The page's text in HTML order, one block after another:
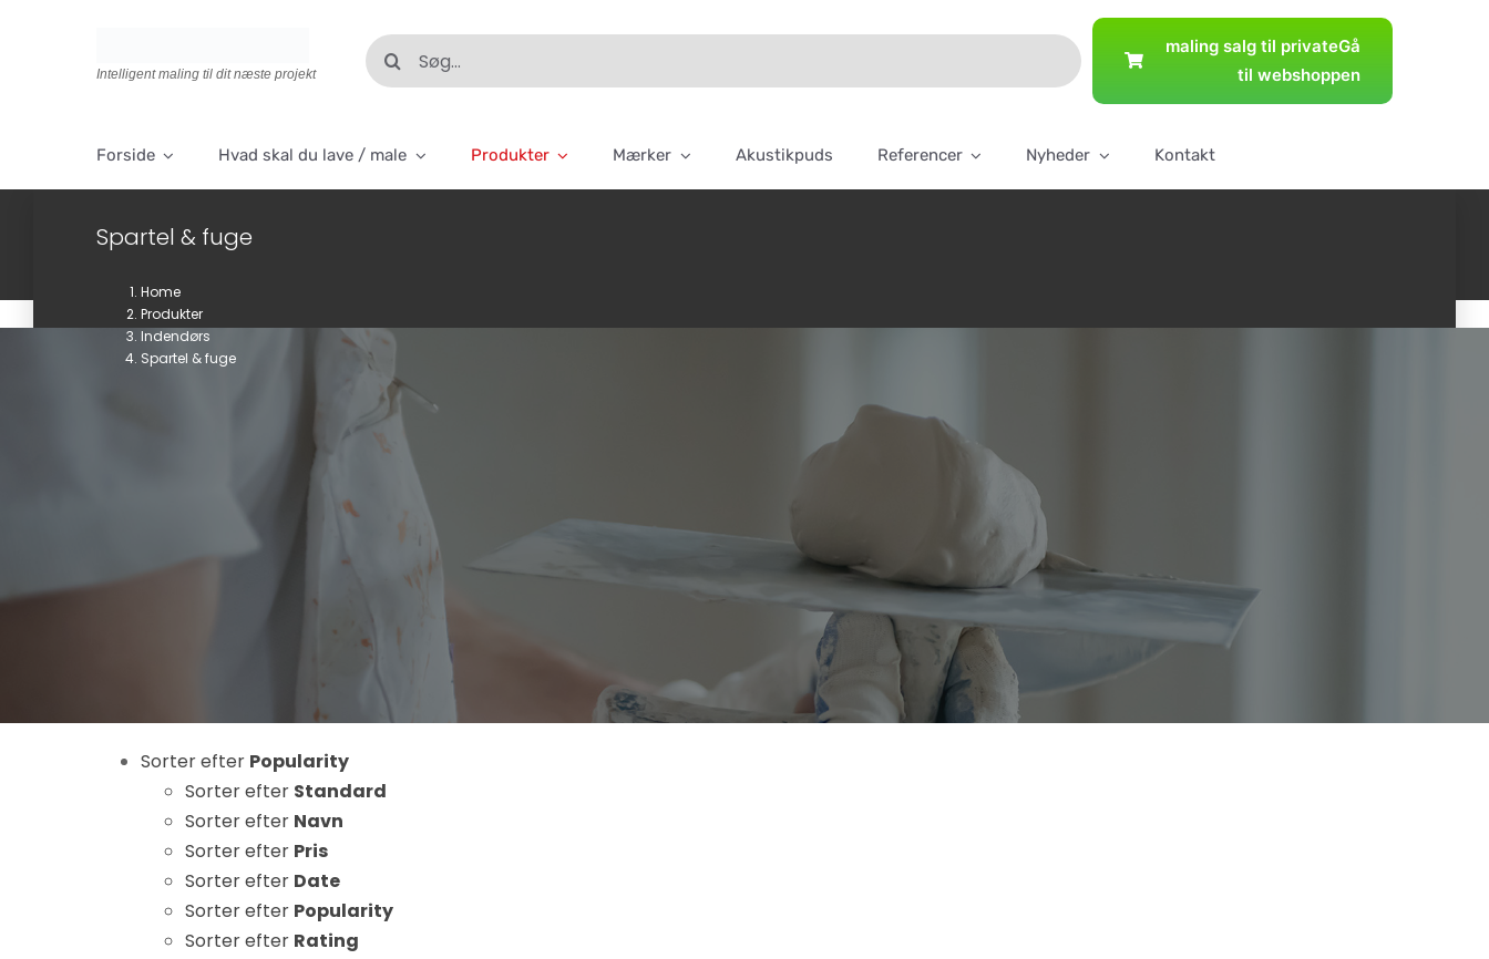
Intelligent maling til dit næste projekt
Søg
efter:
maling salg til privateGå
til webshoppen
Forside Hvad skal du lave / male Produkter Mærker Akustikpuds Referencer Nyheder Kontakt
Spartel & fuge
Home
Produkter
Indendørs
Spartel & fuge
Sorter efter Popularity
Sorter efter Standard
Sorter efter Navn
Sorter efter Pris
Sorter efter Date
Sorter efter Popularity
Sorter efter Rating
Disse cookies